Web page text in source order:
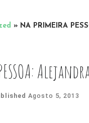
» NA PRIMEIRA
Agosto 5, 2013